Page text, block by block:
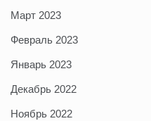
Март 2023
Февраль 2023
Январь 2023
Декабрь 2022
Ноябрь 2022